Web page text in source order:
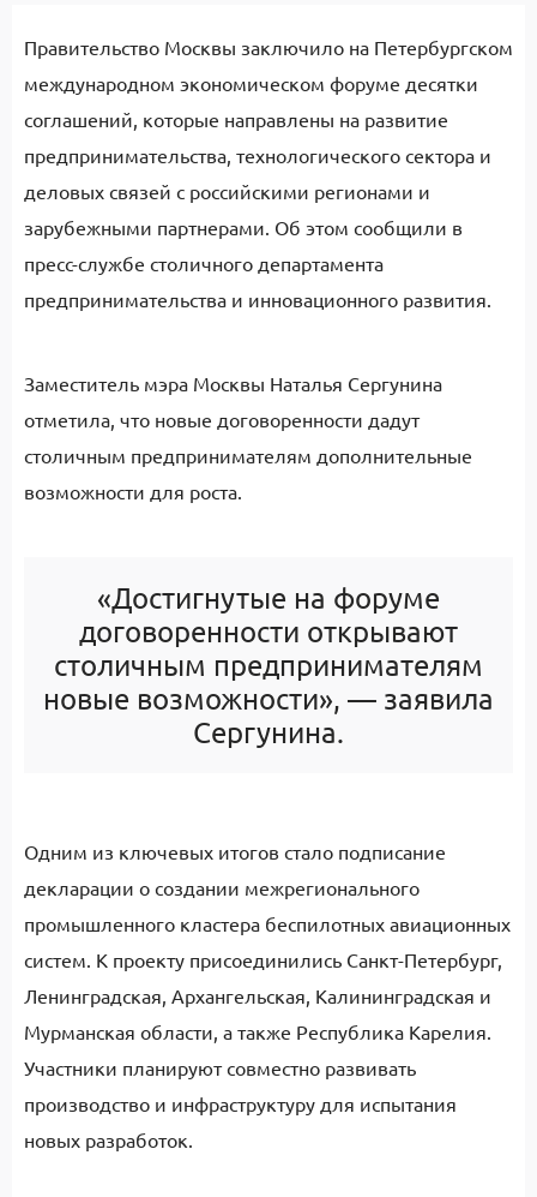
Правительство Москвы заключило на Петербургском
международном экономическом форуме десятки
соглашений, которые направлены на развитие
предпринимательства, технологического сектора и
деловых связей с российскими регионами и
зарубежными партнерами. Об этом сообщили в
пресс-службе столичного департамента
предпринимательства и инновационного развития.
Заместитель мэра Москвы Наталья Сергунина
отметила, что новые договоренности дадут
столичным предпринимателям дополнительные
возможности для роста.
«Достигнутые на форуме
договоренности открывают
столичным предпринимателям
новые возможности», — заявила
Сергунина.
Одним из ключевых итогов стало подписание
декларации о создании межрегионального
промышленного кластера беспилотных авиационных
систем. К проекту присоединились Санкт-Петербург,
Ленинградская, Архангельская, Калининградская и
Мурманская области, а также Республика Карелия.
Участники планируют совместно развивать
производство и инфраструктуру для испытания
новых разработок.